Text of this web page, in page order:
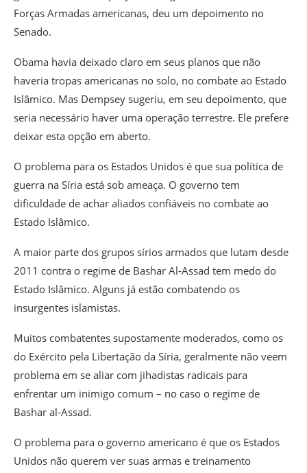
Forças Armadas americanas, deu um depoimento no
Senado.
Obama havia deixado claro em seus planos que não
haveria tropas americanas no solo, no combate ao Estado
Islâmico. Mas Dempsey sugeriu, em seu depoimento, que
seria necessário haver uma operação terrestre. Ele prefere
deixar esta opção em aberto.
O problema para os Estados Unidos é que sua política de
guerra na Síria está sob ameaça. O governo tem
dificuldade de achar aliados confiáveis no combate ao
Estado Islâmico.
A maior parte dos grupos sírios armados que lutam desde
2011 contra o regime de Bashar Al-Assad tem medo do
Estado Islâmico. Alguns já estão combatendo os
insurgentes islamistas.
Muitos combatentes supostamente moderados, como os
do Exército pela Libertação da Síria, geralmente não veem
problema em se aliar com jihadistas radicais para
enfrentar um inimigo comum – no caso o regime de
Bashar al-Assad.
O problema para o governo americano é que os Estados
Unidos não querem ver suas armas e treinamento